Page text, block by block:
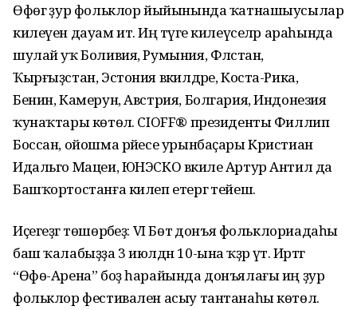
Өфөгә ҙур фольклор йыйынында ҡатнашыусылар
килеүен дауам итә. Иң тәүге килеүселәр араһында
шулай уҡ Боливия, Румыния, Фәләстан,
Ҡырғыҙстан, Эстония вәкилдәре, Коста-Рика,
Бенин, Камерун, Австрия, Болгария, Индонезия
ҡунаҡтары көтөлә. CIOFF® президенты Филлип
Боссан, ойошма рәйесе урынбаҫары Кристиан
Идальго Мацеи, ЮНЭСКО вәкиле Артур Антил да
Башҡортостанға килеп етергә тейеш.
Иҫегеҙгә төшөрәбеҙ: VI Бөтә донъя фольклориадаһы
баш ҡалабыҙҙа 3 июлдән 10-ына ҡәҙәр үтә. Иртәгә
“Өфө-Арена” боҙ һарайында донъялағы иң ҙур
фольклор фестивален асыу тантанаһы көтөлә.